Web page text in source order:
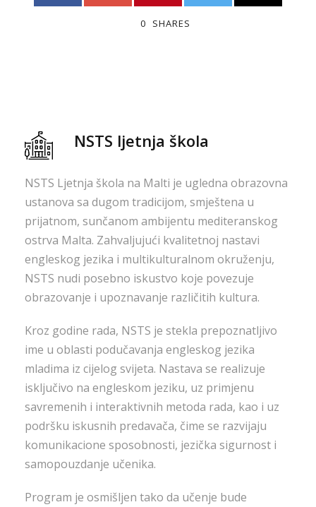
0 SHARES
NSTS ljetnja škola
NSTS Ljetnja škola na Malti je ugledna obrazovna
ustanova sa dugom tradicijom, smještena u
prijatnom, sunčanom ambijentu mediteranskog
ostrva Malta. Zahvaljujući kvalitetnoj nastavi
engleskog jezika i multikulturalnom okruženju,
NSTS nudi posebno iskustvo koje povezuje
obrazovanje i upoznavanje različitih kultura.
Kroz godine rada, NSTS je stekla prepoznatljivo
ime u oblasti podučavanja engleskog jezika
mladima iz cijelog svijeta. Nastava se realizuje
isključivo na engleskom jeziku, uz primjenu
savremenih i interaktivnih metoda rada, kao i uz
podršku iskusnih predavača, čime se razvijaju
komunikacione sposobnosti, jezička sigurnost i
samopouzdanje učenika.
Program je osmišljen tako da učenje bude